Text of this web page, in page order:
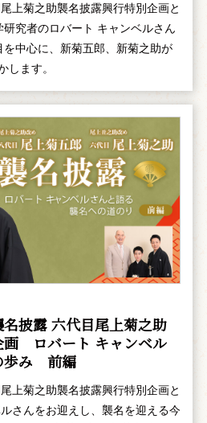
上菊之助襲名披露興行特別企画と
究者のロバート キャンベルさん
中心に、新菊五郎、新菊之助が
します。
披露 六代目尾上菊之助
――ロバート キャンベル
歩み 前編
上菊之助襲名披露興行特別企画と
さんをお迎えし、襲名を迎える今